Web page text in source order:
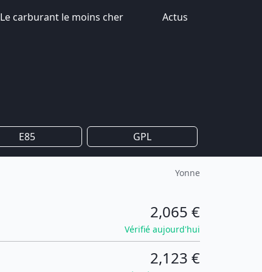
Le carburant le moins cher Actus
E85 GPL
Yonne
2,065 €
Vérifié aujourd'hui
2,123 €